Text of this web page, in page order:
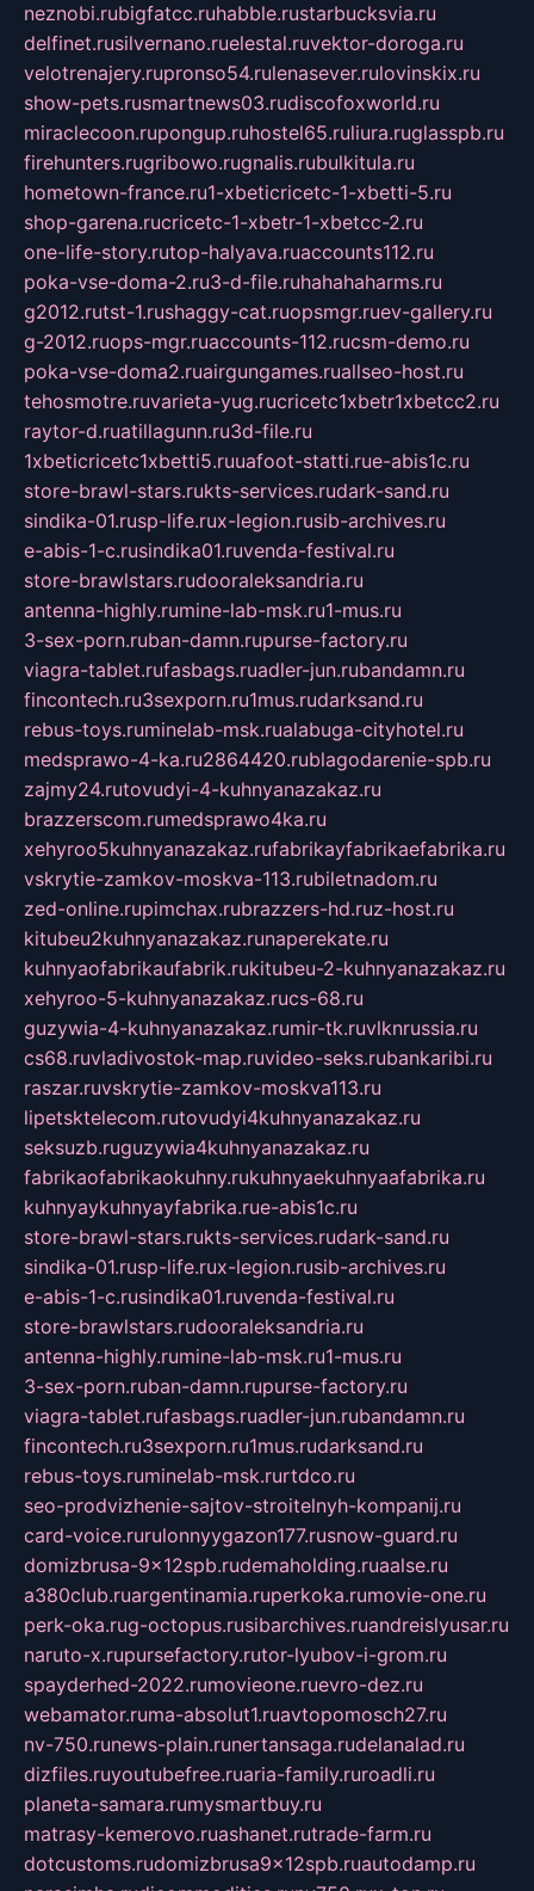
neznobi.rubigfatcc.ruhabble.rustarbucksvia.ru
delfinet.rusilvernano.ruelestal.ruvektor-doroga.ru
velotrenajery.rupronso54.rulenasever.rulovinskix.ru
show-pets.rusmartnews03.rudiscofoxworld.ru
miraclecoon.rupongup.ruhostel65.ruliura.ruglasspb.ru
firehunters.rugribowo.rugnalis.rubulkitula.ru
hometown-france.ru1-xbeticricetc-1-xbetti-5.ru
shop-garena.rucricetc-1-xbetr-1-xbetcc-2.ru
one-life-story.rutop-halyava.ruaccounts112.ru
poka-vse-doma-2.ru3-d-file.ruhahahaharms.ru
g2012.rutst-1.rushaggy-cat.ruopsmgr.ruev-gallery.ru
g-2012.ruops-mgr.ruaccounts-112.rucsm-demo.ru
poka-vse-doma2.ruairgungames.ruallseo-host.ru
tehosmotre.ruvarieta-yug.rucricetc1xbetr1xbetcc2.ru
raytor-d.ruatillagunn.ru3d-file.ru
1xbeticricetc1xbetti5.ruuafoot-statti.rue-abis1c.ru
store-brawl-stars.rukts-services.rudark-sand.ru
sindika-01.rusp-life.rux-legion.rusib-archives.ru
e-abis-1-c.rusindika01.ruvenda-festival.ru
store-brawlstars.rudooraleksandria.ru
antenna-highly.rumine-lab-msk.ru1-mus.ru
3-sex-porn.ruban-damn.rupurse-factory.ru
viagra-tablet.rufasbags.ruadler-jun.rubandamn.ru
fincontech.ru3sexporn.ru1mus.rudarksand.ru
rebus-toys.ruminelab-msk.rualabuga-cityhotel.ru
medsprawo-4-ka.ru2864420.rublagodarenie-spb.ru
zajmy24.rutovudyi-4-kuhnyanazakaz.ru
brazzerscom.rumedsprawo4ka.ru
xehyroo5kuhnyanazakaz.rufabrikayfabrikaefabrika.ru
vskrytie-zamkov-moskva-113.rubiletnadom.ru
zed-online.rupimchax.rubrazzers-hd.ruz-host.ru
kitubeu2kuhnyanazakaz.runaperekate.ru
kuhnyaofabrikaufabrik.rukitubeu-2-kuhnyanazakaz.ru
xehyroo-5-kuhnyanazakaz.rucs-68.ru
guzywia-4-kuhnyanazakaz.rumir-tk.ruvlknrussia.ru
cs68.ruvladivostok-map.ruvideo-seks.rubankaribi.ru
raszar.ruvskrytie-zamkov-moskva113.ru
lipetsktelecom.rutovudyi4kuhnyanazakaz.ru
seksuzb.ruguzywia4kuhnyanazakaz.ru
fabrikaofabrikaokuhny.rukuhnyaekuhnyaafabrika.ru
kuhnyaykuhnyayfabrika.rue-abis1c.ru
store-brawl-stars.rukts-services.rudark-sand.ru
sindika-01.rusp-life.rux-legion.rusib-archives.ru
e-abis-1-c.rusindika01.ruvenda-festival.ru
store-brawlstars.rudooraleksandria.ru
antenna-highly.rumine-lab-msk.ru1-mus.ru
3-sex-porn.ruban-damn.rupurse-factory.ru
viagra-tablet.rufasbags.ruadler-jun.rubandamn.ru
fincontech.ru3sexporn.ru1mus.rudarksand.ru
rebus-toys.ruminelab-msk.rurtdco.ru
seo-prodvizhenie-sajtov-stroitelnyh-kompanij.ru
card-voice.rurulonnyygazon177.rusnow-guard.ru
domizbrusa-9x12spb.rudemaholding.ruaalse.ru
a380club.ruargentinamia.ruperkoka.rumovie-one.ru
perk-oka.rug-octopus.rusibarchives.ruandreislyusar.ru
naruto-x.rupursefactory.rutor-lyubov-i-grom.ru
spayderhed-2022.rumovieone.ruevro-dez.ru
webamator.ruma-absolut1.ruavtopomosch27.ru
nv-750.runews-plain.runertansaga.rudelanalad.ru
dizfiles.ruyoutubefree.ruaria-family.ruroadli.ru
planeta-samara.rumysmartbuy.ru
matrasy-kemerovo.ruashanet.rutrade-farm.ru
dotcustoms.rudomizbrusa9x12spb.ruautodamp.ru